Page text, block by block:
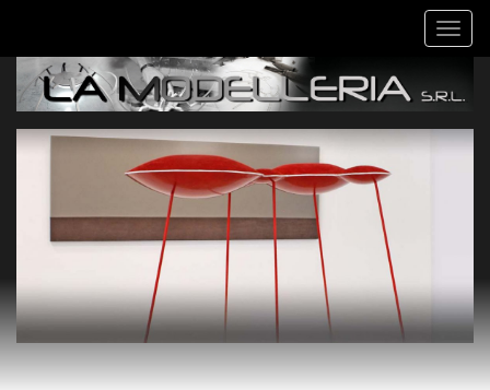
contenuto
principale